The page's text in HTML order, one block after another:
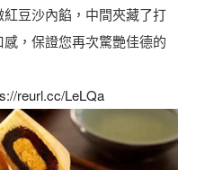
豆沙內餡，中間夾藏了打
，保證您再次驚艷佳德的
reurl.cc/LeLQa